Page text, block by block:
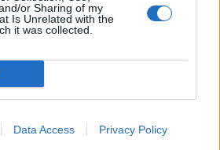
or Sharing of my
Is Unrelated with the
it was collected.
Data Access Privacy Policy
Klaipėdoje lankysis cirko
vienas įspūdingiausių ir
numerių